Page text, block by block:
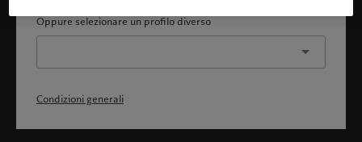
Oppure selezionare un profilo diverso
Condizioni generali